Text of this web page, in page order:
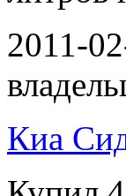
2011-
Киа